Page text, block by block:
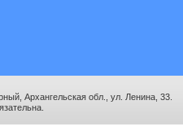
Архангельская обл., ул. Ленина, 33.